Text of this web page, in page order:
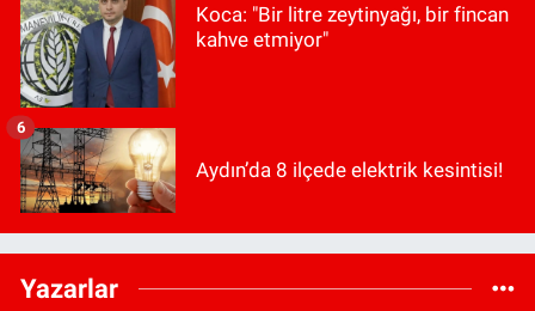
Koca: "Bir litre zeytinyağı, bir fincan
kahve etmiyor"
Aydın’da 8 ilçede elektrik kesintisi!
6
Yazarlar